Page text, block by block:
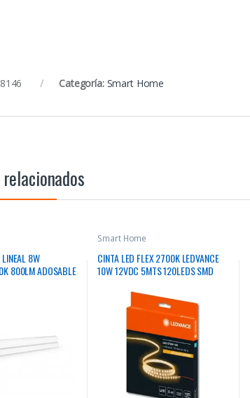
Categoría: Smart Home
8W
800LM ADOSABLE
Smart Home
CINTA LED FLEX 2700K LEDVANCE
10W 12VDC 5MTS 120LEDS SMD